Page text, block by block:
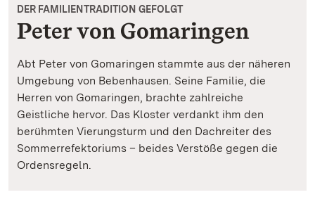
DER FAMILIENTRADITION GEFOLGT
Peter von Gomaringen
Abt Peter von Gomaringen stammte aus der näheren
Umgebung von Bebenhausen. Seine Familie, die
Herren von Gomaringen, brachte zahlreiche
Geistliche hervor. Das Kloster verdankt ihm den
berühmten Vierungsturm und den Dachreiter des
Sommerrefektoriums – beides Verstöße gegen die
Ordensregeln.